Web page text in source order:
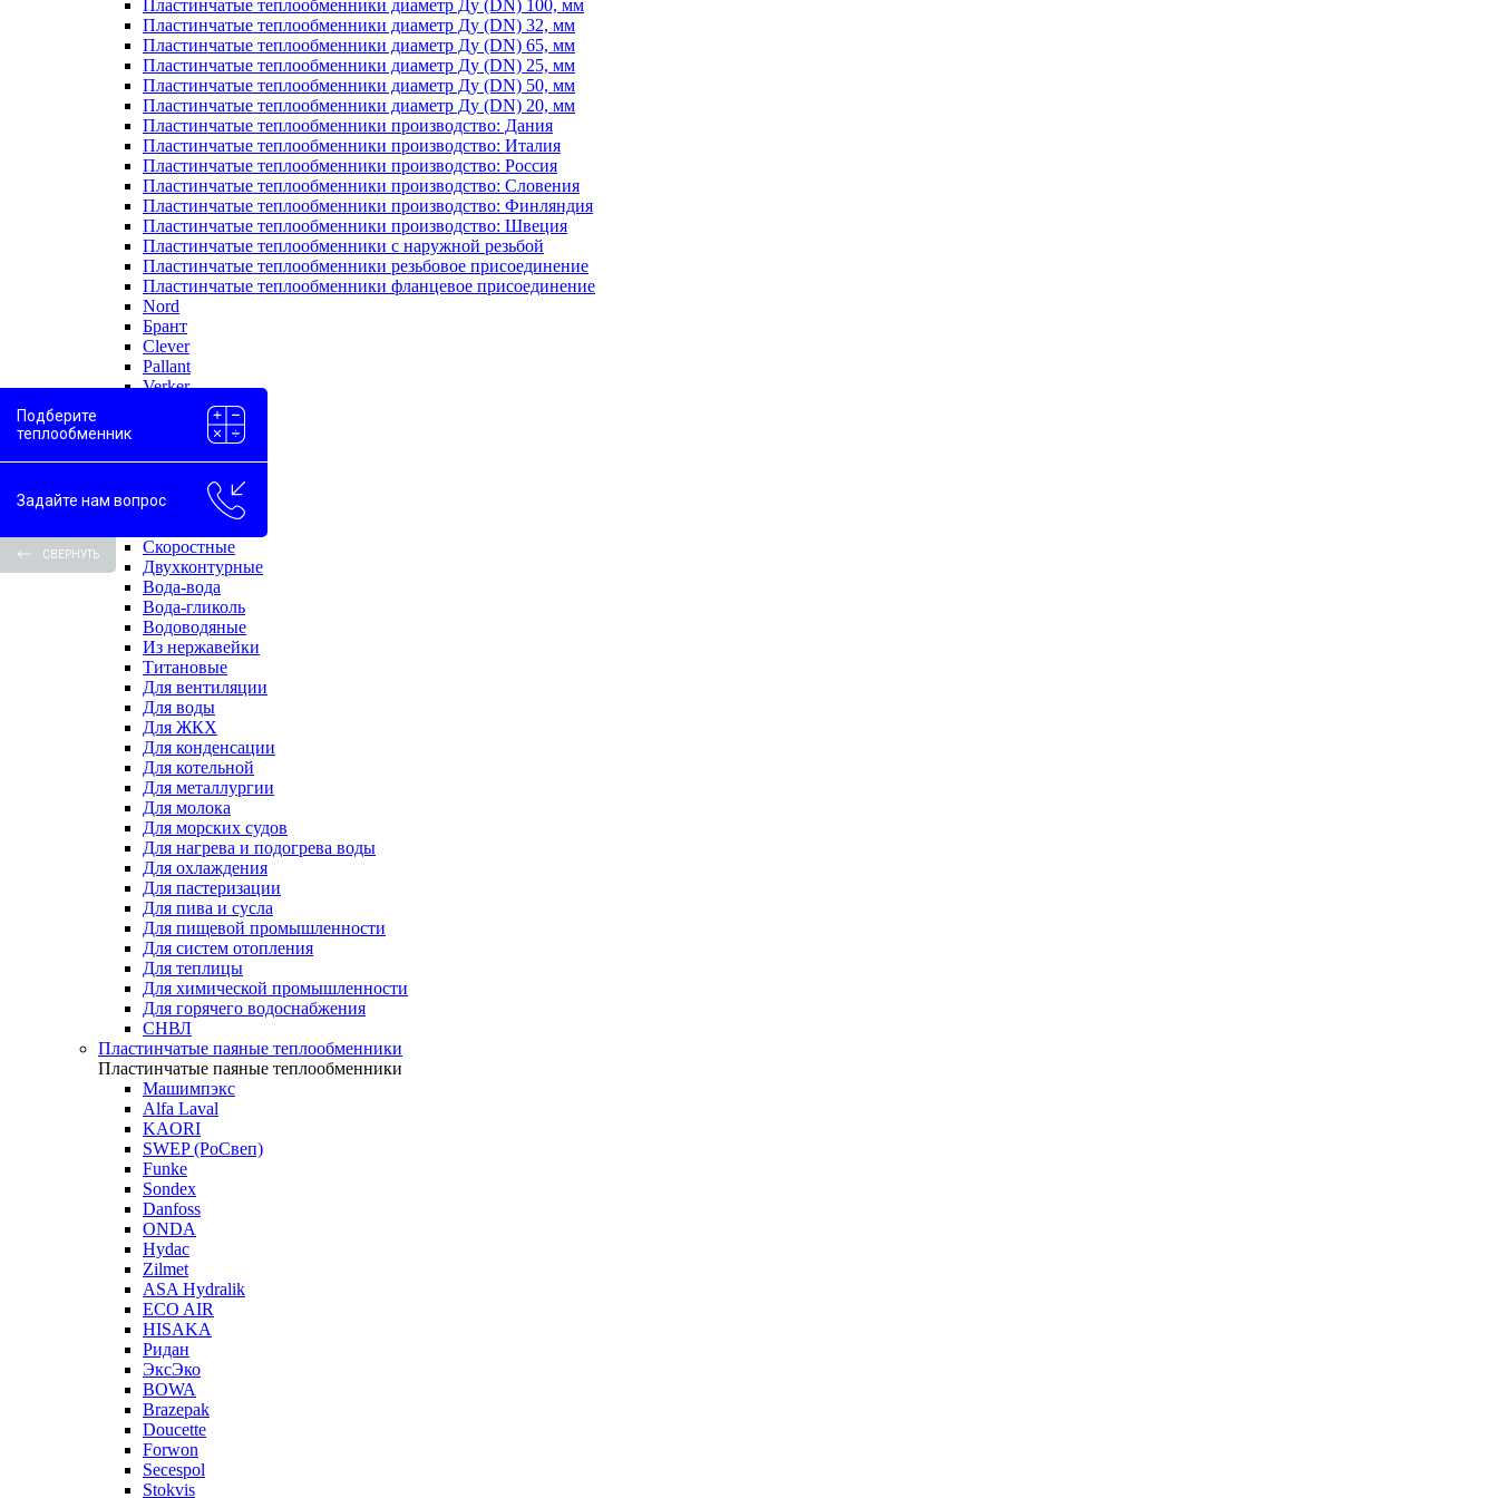
Пластинчатые теплообменники диаметр Ду (DN) 100, мм
Пластинчатые теплообменники диаметр Ду (DN) 32, мм
Пластинчатые теплообменники диаметр Ду (DN) 65, мм
Пластинчатые теплообменники диаметр Ду (DN) 25, мм
Пластинчатые теплообменники диаметр Ду (DN) 50, мм
Пластинчатые теплообменники диаметр Ду (DN) 20, мм
Пластинчатые теплообменники производство: Дания
Пластинчатые теплообменники производство: Италия
Пластинчатые теплообменники производство: Россия
Пластинчатые теплообменники производство: Словения
Пластинчатые теплообменники производство: Финляндия
Пластинчатые теплообменники производство: Швеция
Пластинчатые теплообменники с наружной резьбой
Пластинчатые теплообменники резьбовое присоединение
Пластинчатые теплообменники фланцевое присоединение
Nord
Брант
Clever
Pallant
Verker
Испарители
Масляные
Моноблоки
Одноходовые
Пароводяные
Скоростные
Двухконтурные
Вода-вода
Вода-гликоль
Водоводяные
Из нержавейки
Титановые
Для вентиляции
Для воды
Для ЖКХ
Для конденсации
Для котельной
Для металлургии
Для молока
Для морских судов
Для нагрева и подогрева воды
Для охлаждения
Для пастеризации
Для пива и сусла
Для пищевой промышленности
Для систем отопления
Для теплицы
Для химической промышленности
Для горячего водоснабжения
СНВЛ
Пластинчатые паяные теплообменники
Пластинчатые паяные теплообменники
Машимпэкс
Alfa Laval
KAORI
SWEP (РоСвеп)
Funke
Sondex
Danfoss
ONDA
Hydac
Zilmet
ASA Hydralik
ECO AIR
HISAKA
Ридан
ЭксЭко
BOWA
Brazepak
Doucette
Forwon
Secespol
Stokvis
Подберите
теплообменник
Задайте нам вопрос
СВЕРНУТЬ